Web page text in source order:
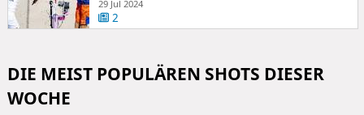
29 Jul 2024
2
DIE MEIST POPULÄREN SHOTS DIESER
WOCHE